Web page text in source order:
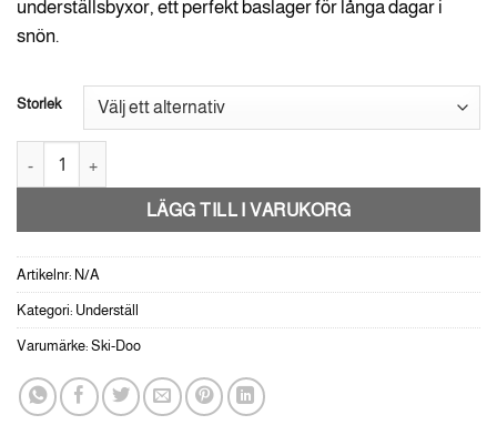
underställsbyxor, ett perfekt baslager för långa dagar i
snön.
Storlek
LÄGG TILL I VARUKORG
Artikelnr: N/A
Kategori: Underställ
Varumärke: Ski-Doo